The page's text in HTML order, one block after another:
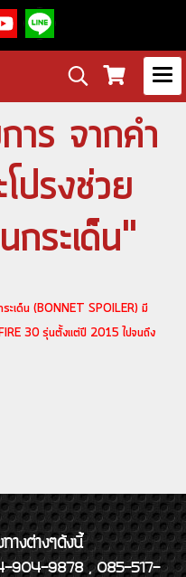
ร จากคำ
ปรงช่วย
กระเด็น"
ระเด็น (BONNET SPOILER) มี
30 รุ่นตั้งแต่ปี 2015 ไปจนถึง
างต่างๆดังนี้
904-9878 , 085-517-